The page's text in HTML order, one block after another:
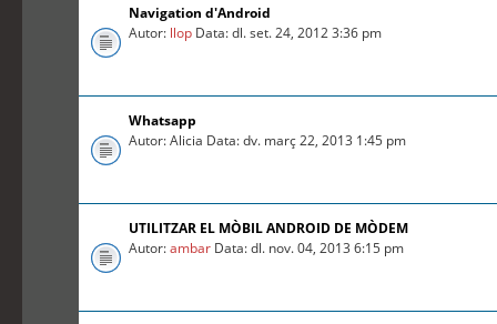
Navigation d'Android
Autor: llop Data: dl. set. 24, 2012 3:36 pm
Whatsapp
Autor: Alicia Data: dv. març 22, 2013 1:45 pm
UTILITZAR EL MÒBIL ANDROID DE MÒDEM
Autor:ambar Data: dl. nov. 04, 2013 6:15 pm